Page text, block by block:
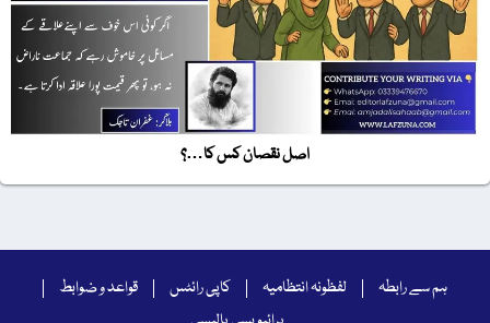
اصل نقصان کس کا…؟
ہم سے رابطہ لفظونہ انتظامیہ کاپی رائٹس
قواعد و ضوابط